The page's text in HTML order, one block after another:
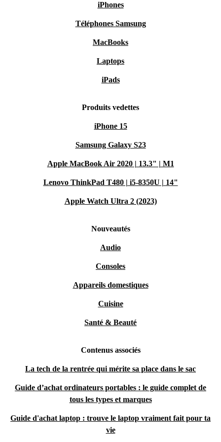
iPhones
Téléphones Samsung
MacBooks
Laptops
iPads
Produits vedettes
iPhone 15
Samsung Galaxy S23
Apple MacBook Air 2020 | 13.3" | M1
Lenovo ThinkPad T480 | i5-8350U | 14"
Apple Watch Ultra 2 (2023)
Nouveautés
Audio
Consoles
Appareils domestiques
Cuisine
Santé & Beauté
Contenus associés
La tech de la rentrée qui mérite sa place dans le sac
Guide d’achat ordinateurs portables : le guide complet de
tous les types et marques
Guide d'achat laptop : trouve le laptop vraiment fait pour ta
vie